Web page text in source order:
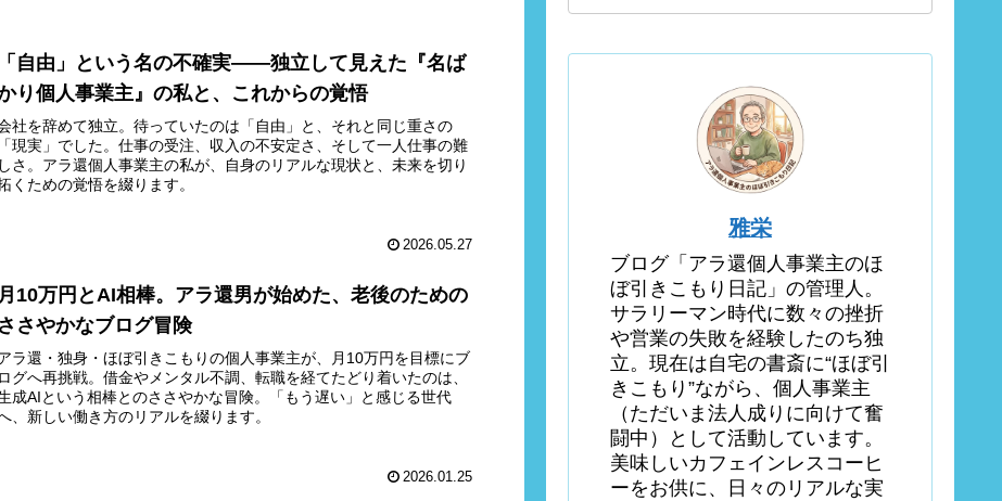
「自由」という名の不確実――独立して見えた『名ば
り個人事業主』の私と、これからの覚悟
社を辞めて独立。待っていたのは「自由」と、それと同じ重さの
「現実」でした。仕事の受注、収入の不安定さ、そして一人仕事の難
しさ。アラ還個人事業主の私が、自身のリアルな現状と、未来を切り
くための覚悟を綴ります。
2026.05.27
月10万円とAI相棒。アラ還男が始めた、老後のための
ささやかなブログ冒険
ラ還・独身・ほぼ引きこもりの個人事業主が、月10万円を目標にブ
ログへ再挑戦。借金やメンタル不調、転職を経てたどり着いたのは、
成AIという相棒とのささやかな冒険。「もう遅い」と感じる世代
、新しい働き方のリアルを綴ります。
2026.01.25
雅栄
ブログ「アラ還個人事業主のほ
ぼ引きこもり日記」の管理人。
サラリーマン時代に数々の挫折
や営業の失敗を経験したのち独
立。現在は自宅の書斎に“ほぼ引
きこもり”ながら、個人事業主
（ただいま法人成りに向けて奮
闘中）として活動しています。
美味しいカフェインレスコーヒ
ーをお供に、日々のリアルな実